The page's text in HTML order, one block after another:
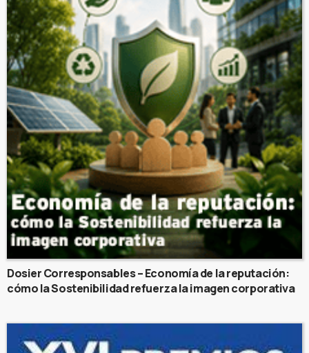
Dosier Corresponsables – Economía de la reputación:
cómo la Sostenibilidad refuerza la imagen corporativa